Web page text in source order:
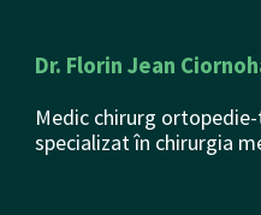
Dr. Florin Jean
Medic chirurg
specializat în chirurgia